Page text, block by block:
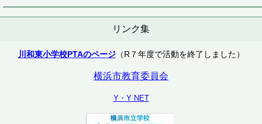
リンク集
川和東小学校PTAのページ（R７年度で活動を終了しました）
横浜市教育委員会
Y・Y NET